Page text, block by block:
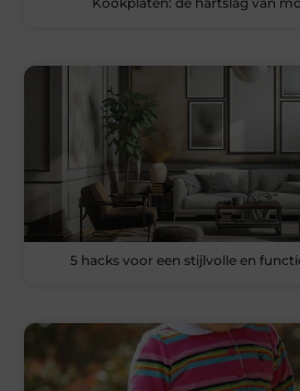
5 hacks voor een stijlvolle en